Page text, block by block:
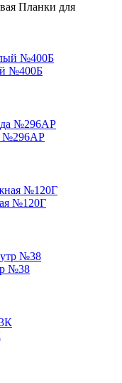
Планки для
№400Б
№296АР
№120Г
№38